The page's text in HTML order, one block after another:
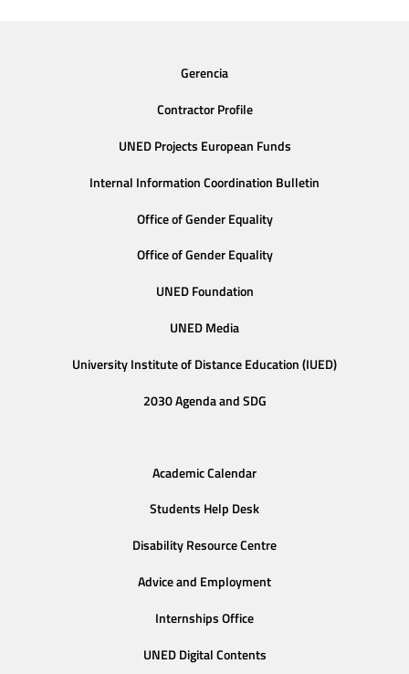
Gerencia
Contractor Profile
UNED Projects European Funds
Internal Information Coordination Bulletin
Office of Gender Equality
Office of Gender Equality
UNED Foundation
UNED Media
University Institute of Distance Education (IUED)
2030 Agenda and SDG
Academic Calendar
Students Help Desk
Disability Resource Centre
Advice and Employment
Internships Office
UNED Digital Contents